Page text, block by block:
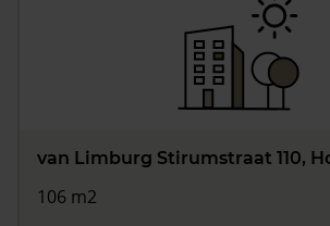
van Limburg Stirumstraat 110,
106 m2